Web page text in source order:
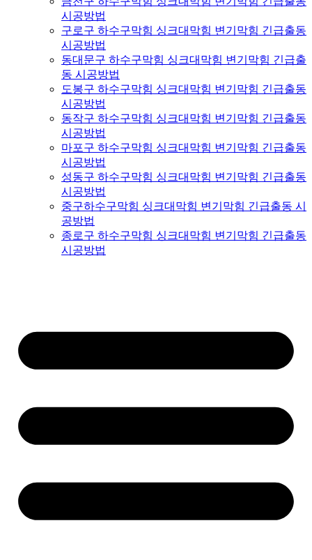
시공방법
구로구 하수구막힘 싱크대막힘 변기막힘 긴급출동
시공방법
동대문구 하수구막힘 싱크대막힘 변기막힘 긴급출
동 시공방법
도봉구 하수구막힘 싱크대막힘 변기막힘 긴급출동
시공방법
동작구 하수구막힘 싱크대막힘 변기막힘 긴급출동
시공방법
마포구 하수구막힘 싱크대막힘 변기막힘 긴급출동
시공방법
성동구 하수구막힘 싱크대막힘 변기막힘 긴급출동
시공방법
중구하수구막힘 싱크대막힘 변기막힘 긴급출동 시
공방법
종로구 하수구막힘 싱크대막힘 변기막힘 긴급출동
시공방법